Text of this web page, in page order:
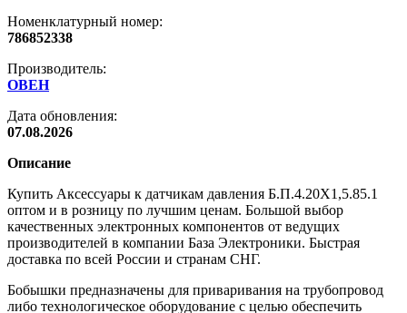
Номенклатурный номер:
786852338
Производитель:
ОВЕН
Дата обновления:
07.08.2026
Описание
Купить Аксессуары к датчикам давления Б.П.4.20Х1,5.85.1
оптом и в розницу по лучшим ценам. Большой выбор
качественных электронных компонентов от ведущих
производителей в компании База Электроники. Быстрая
доставка по всей России и странам СНГ.
Бобышки предназначены для приваривания на трубопровод
либо технологическое оборудование с целью обеспечить